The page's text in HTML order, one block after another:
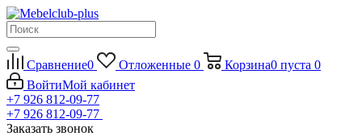
Сравнение0 Отложенные 0 Корзина0 пуста 0
ВойтиМой кабинет
+7 926 812-09-77
+7 926 812-09-77
Заказать звонок